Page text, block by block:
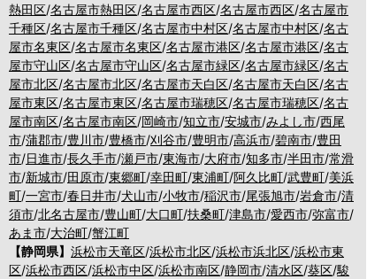
熱田区/名古屋市熱田区/名古屋市西区/名古屋市西区/名古屋市
千種区/名古屋市千種区/名古屋市中村区/名古屋市中村区/名古
屋市名東区/名古屋市名東区/名古屋市港区/名古屋市港区/名古
屋市守山区/名古屋市守山区/名古屋市緑区/名古屋市緑区/名古
屋市北区/名古屋市北区/名古屋市天白区/名古屋市天白区/名古
屋市東区/名古屋市東区/名古屋市瑞穂区/名古屋市瑞穂区/名古
屋市南区/名古屋市南区/岡崎市/知立市/安城市/みよし市/西尾
市/蒲郡市/豊川市/豊橋市/刈谷市/豊明市/高浜市/碧南市/豊田
市/日進市/長久手市/瀬戸市/東海市/大府市/知多市/半田市/常滑
市/新城市/田原市/東郷町/幸田町/東浦町/阿久比町/武豊町/美浜
町/一宮市/春日井市/犬山市/小牧市/稲沢市/尾張旭市/岩倉市/清
須市/北名古屋市/豊山町/大口町/扶桑町/津島市/愛西市/弥富市/
あま市/大治町/蟹江町
【静岡県】 浜松市天竜区/浜松市北区/浜松市浜北区/浜松市東
区/浜松市西区/浜松市中区/浜松市南区/静岡市/清水区/葵区/駿